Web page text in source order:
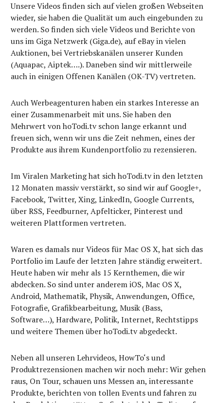
Unsere Videos finden sich auf vielen großen Webseiten
wieder, sie haben die Qualität um auch eingebunden zu
werden. So finden sich viele Videos und Berichte von
uns im Giga Netzwerk (Giga.de), auf eBay in vielen
Auktionen, bei Vertriebskanälen unserer Kunden
(Aquapac, Aiptek….). Daneben sind wir mittlerweile
auch in einigen Offenen Kanälen (OK-TV) vertreten.
Auch Werbeagenturen haben ein starkes Interesse an
einer Zusammenarbeit mit uns. Sie haben den
Mehrwert von hoTodi.tv schon lange erkannt und
freuen sich, wenn wir uns die Zeit nehmen, eines der
Produkte aus ihrem Kundenportfolio zu rezensieren.
Im Viralen Marketing hat sich hoTodi.tv in den letzten
12 Monaten massiv verstärkt, so sind wir auf Google+,
Facebook, Twitter, Xing, LinkedIn, Google Currents,
über RSS, Feedburner, Apfelticker, Pinterest und
weiteren Plattformen vertreten.
Waren es damals nur Videos für Mac OS X, hat sich das
Portfolio im Laufe der letzten Jahre ständig erweitert.
Heute haben wir mehr als 15 Kernthemen, die wir
abdecken. So sind unter anderem iOS, Mac OS X,
Android, Mathematik, Physik, Anwendungen, Office,
Fotografie, Grafikbearbeitung, Musik (Bass,
Software…), Hardware, Politik, Internet, Rechtstipps
und weitere Themen über hoTodi.tv abgedeckt.
Neben all unseren Lehrvideos, HowTo‘s und
Produktrezensionen machen wir noch mehr: Wir gehen
raus, On Tour, schauen uns Messen an, interessante
Produkte, berichten von tollen Events und fahren zu